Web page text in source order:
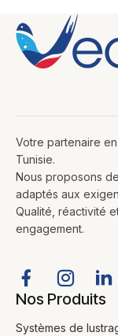
Votre partenaire
Tunisie.
Nous proposons
adaptés aux
Qualité, réactivité
engagement.
Nos Produits
Systèmes de